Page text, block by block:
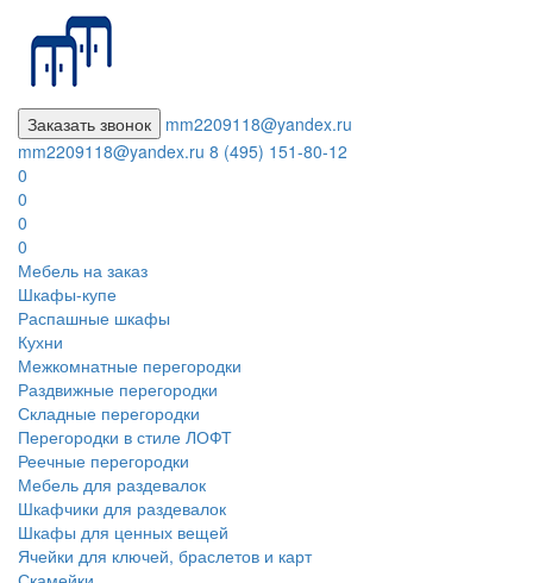
Заказать звонок
mm2209118@yandex.ru
mm2209118@yandex.ru 8 (495) 151-80-12
0
0
0
0
Мебель на заказ
Шкафы-купе
Распашные шкафы
Кухни
Межкомнатные перегородки
Раздвижные перегородки
Складные перегородки
Перегородки в стиле ЛОФТ
Реечные перегородки
Мебель для раздевалок
Шкафчики для раздевалок
Шкафы для ценных вещей
Ячейки для ключей, браслетов и карт